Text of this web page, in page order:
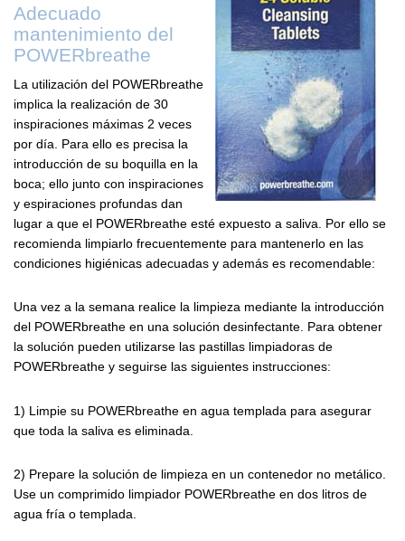
Adecuado
mantenimiento del
POWERbreathe
La utilización del POWERbreathe
implica la realización de 30
inspiraciones máximas 2 veces
por día. Para ello es precisa la
introducción de su boquilla en la
boca; ello junto con inspiraciones
y espiraciones profundas dan
lugar a que el POWERbreathe esté expuesto a saliva. Por ello se
recomienda limpiarlo frecuentemente para mantenerlo en las
condiciones higiénicas adecuadas y además es recomendable:
Una vez a la semana realice la limpieza mediante la introducción
del POWERbreathe en una solución desinfectante. Para obtener
la solución pueden utilizarse las pastillas limpiadoras de
POWERbreathe y seguirse las siguientes instrucciones:
1) Limpie su POWERbreathe en agua templada para asegurar
que toda la saliva es eliminada.
2) Prepare la solución de limpieza en un contenedor no metálico.
Use un comprimido limpiador POWERbreathe en dos litros de
agua fría o templada.